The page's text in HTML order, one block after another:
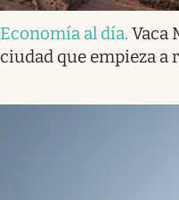
Economía al día. Vaca
ciudad que empieza a